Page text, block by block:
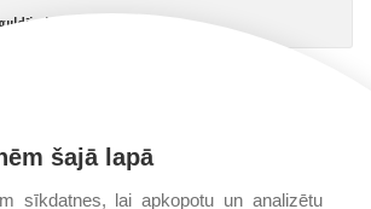
Jēzu?
šajā lapā
sīkdatnes, lai apkopotu un analizētu